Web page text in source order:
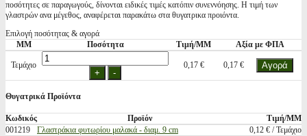
ποσότητες σε παραγωγούς, δίνονται ειδικές τιμές κατόπιν συνεννόησης. Η τιμή των
γλαστρών ανα μέγεθος, αναφέρεται παρακάτω στα θυγατρικα προιόντα.
Επιλογή ποσότητας & αγορά
ΜΜ
Ποσότητα Τιμή/ΜΜ Αξία με ΦΠΑ
Τεμάχιο 0,17 € 0,17 €
Θυγατρικά Προϊόντα
Κωδικός Προϊόν
Τιμή/ΜΜ
001219
Γλαστράκια φυτωρίου μαλακά - διαμ. 9 cm
0,12 € / Τεμάχιο